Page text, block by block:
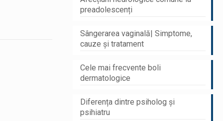
preadolescenți
Sângerarea vaginală| Simptome,
cauze și tratament
Cele mai frecvente boli
dermatologice
Diferența dintre psiholog și
psihiatru